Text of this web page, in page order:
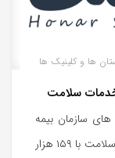
ها و کلینیک ها
های سازمان بیمه
سلامت ایران گفت: در حال حاضر سازمان بیمه سلامت با ۱۵۹ هزار